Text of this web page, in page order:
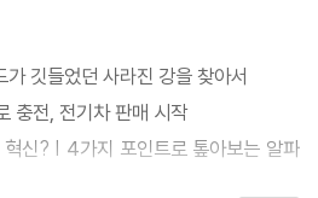
깃들었던 사라진 강을 찾아서
충전, 전기차 판매 시작
신? | 4가지 포인트로 톺아보는 알파